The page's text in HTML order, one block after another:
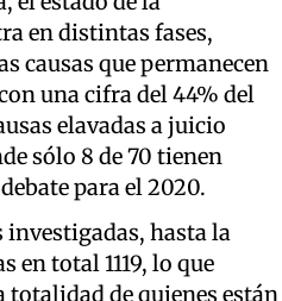
en distintas fases,
causas que permanecen
una cifra del 44% del
elavadas a juicio
sólo 8 de 70 tienen
para el 2020.
investigadas, hasta la
en total 1119, lo que
totalidad de quienes están